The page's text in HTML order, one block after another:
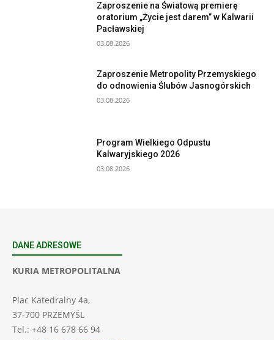
Zaproszenie na Światową premierę
oratorium „Życie jest darem” w Kalwarii
Pacławskiej
03.08.2026
Zaproszenie Metropolity Przemyskiego
do odnowienia Ślubów Jasnogórskich
03.08.2026
Program Wielkiego Odpustu
Kalwaryjskiego 2026
03.08.2026
DANE ADRESOWE
KURIA METROPOLITALNA
Plac Katedralny 4a,
37-700 PRZEMYŚL
Tel.: +48 16 678 66 94